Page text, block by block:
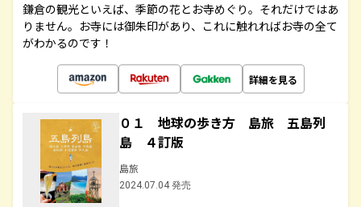
鎌倉の観光といえば、季節の花とお寺めぐり。それだけではあ
りません。お寺には御朱印があり、これに触れればお寺の全て
がわかるのです！
詳細を見る
０１ 地球の歩き方 島旅 五島列
島 ４訂版
島旅
2024.07.04 発売